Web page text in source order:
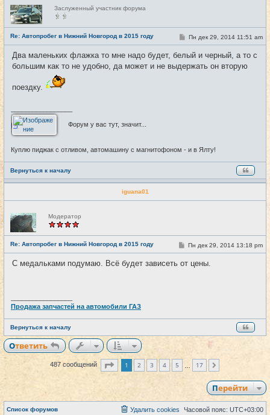
Н
е
в
с
е
т
и
Заслуженный участник форума
Re: Автопробег в Нижний Новгород в 2015 году #29
С
о
б
щ
е
Пн дек 29, 2014 11:51 am
Два маленьких флажка то мне надо будет, белый и черный, а то с
большим как то не удобно, да может и не выдержать он вторую
поездку.
Форум у вас тут, значит...
Куплю пиджак с отливом, автомашину с магнитофоном - и в Ялту!
Вернуться к началу
iguana01
Н
е
с
е
т
и
Модератор
Re: Автопробег в Нижний Новгород в 2015 году #30
С
о
б
Пн дек 29, 2014 13:18 pm
С медальками подумаю. Всё будет зависеть от цены.
Продажа запчастей на автомобили ГАЗ
Вернуться к началу
Ответить
487 сообщений Страница из
1 2 3 4 5 17
Перейти
Список форумов Часовой пояс: UTC+03:00
Удалить cookies